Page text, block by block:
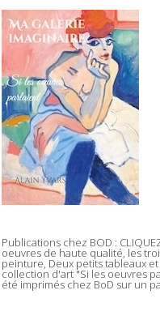
Publications chez BOD :
oeuvres de haute qualité, les
peinture, Deux petits tableaux
collection d'art "Si les oeuvres
été imprimés chez BoD sur un